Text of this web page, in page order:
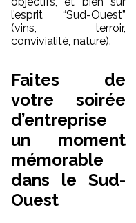
l’esprit “Sud-Ouest”
(vins, terroir,
convivialité, nature).
Faites de
votre soirée
d’entreprise
un moment
mémorable
dans le Sud-
Ouest